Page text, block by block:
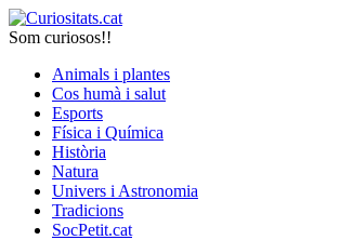
Som curiosos!!
Animals i plantes
Cos humà i salut
Esports
Física i Química
Història
Natura
Univers i Astronomia
Tradicions
SocPetit.cat